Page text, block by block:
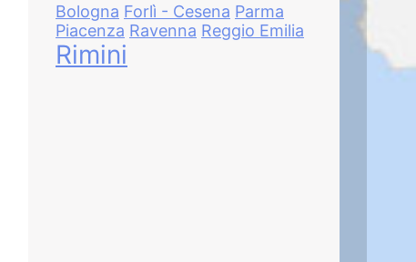
Bologna Forlì - Cesena Parma
Piacenza Ravenna Reggio Emilia
Rimini